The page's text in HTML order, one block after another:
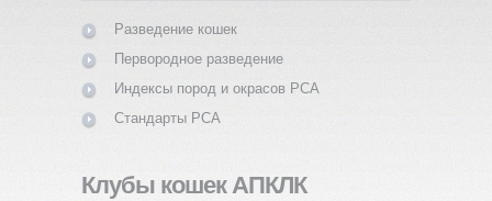
Разведение кошек
Первородное разведение
Индексы пород и окрасов PCA
Стандарты PCA
Клубы кошек АПКЛК